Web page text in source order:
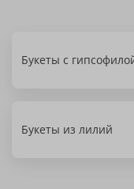
Букеты с
Букеты из лилий